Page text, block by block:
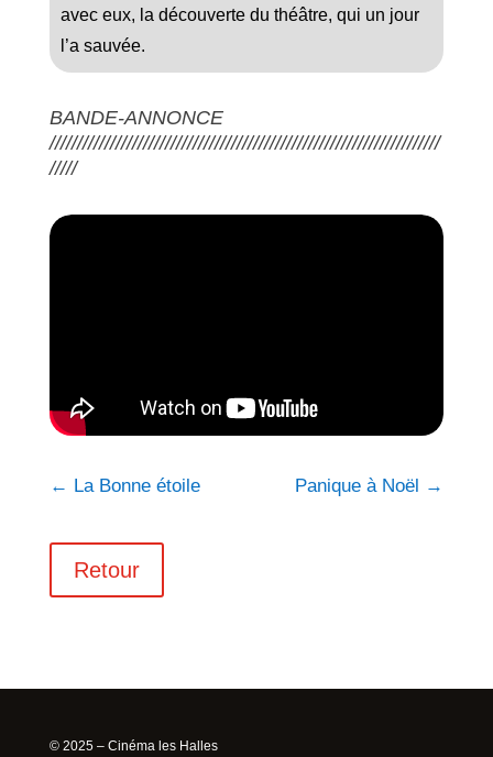
avec eux, la découverte du théâtre, qui un jour
l’a sauvée.
BANDE-ANNONCE
///////////////////////////////////////////////////////////////////////
/////
← La Bonne étoile Panique à Noël →
Retour
© 2025 – Cinéma les Halles